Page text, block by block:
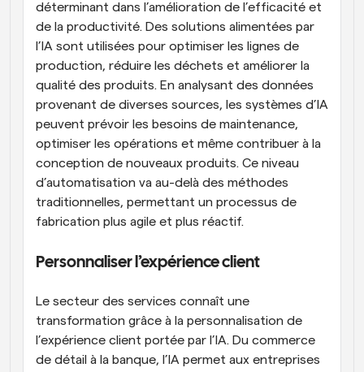
déterminant dans l’amélioration de l’efficacité et
de la productivité. Des solutions alimentées par
l’IA sont utilisées pour optimiser les lignes de
production, réduire les déchets et améliorer la
qualité des produits. En analysant des données
provenant de diverses sources, les systèmes d’IA
peuvent prévoir les besoins de maintenance,
optimiser les opérations et même contribuer à la
conception de nouveaux produits. Ce niveau
d’automatisation va au-delà des méthodes
traditionnelles, permettant un processus de
fabrication plus agile et plus réactif.
Personnaliser l’expérience client
Le secteur des services connaît une
transformation grâce à la personnalisation de
l’expérience client portée par l’IA. Du commerce
de détail à la banque, l’IA permet aux entreprises